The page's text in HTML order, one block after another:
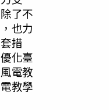
了不
也力
措
化臺
電教
教學